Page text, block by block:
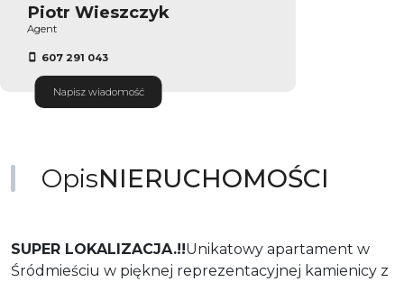
Piotr Wieszczyk
Agent
607 291 043
Napisz wiadomość
OpisNIERUCHOMOŚCI
SUPER LOKALIZACJA.!!Unikatowy apartament w
Śródmieściu w pięknej reprezentacyjnej kamienicy z